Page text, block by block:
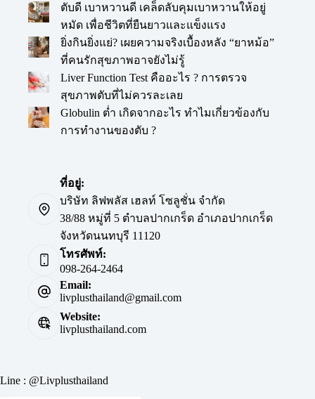
ตับดี เบาหวานดี เคล็ดลับคุมเบาหวานให้อยู่
หมัด เพื่อชีวิตที่ยืนยาวและแข็งแรง
ยิ่งกินยิ่งแย่? เผยความจริงเบื้องหลัง “ยาหม้อ”
ที่คนรักสุขภาพอาจยังไม่รู้
Liver Function Test คืออะไร ? การตรวจ
สุขภาพตับที่ไม่ควรละเลย
Globulin ต่ำ เกิดจากอะไร ทำไมเกี่ยวข้องกับ
การทำงานของตับ ?
ที่อยู่:
บริษัท ลิฟพลัส เฮลท์ โซลูชั่น จำกัด
38/88 หมู่ที่ 5 ตำบลปากเกร็ด อำเภอปากเกร็ด
จังหวัดนนทบุรี 11120
โทรศัพท์:
098-264-2464
Email:
livplusthailand@gmail.com
Website:
livplusthailand.com
Line : @Livplusthailand